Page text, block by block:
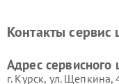
Контакты сервис
Адрес сервисного
г. Курск, ул. Щепкина,